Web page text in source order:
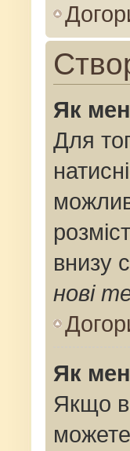
Як
Для
внизу
нові
Як
Якщо